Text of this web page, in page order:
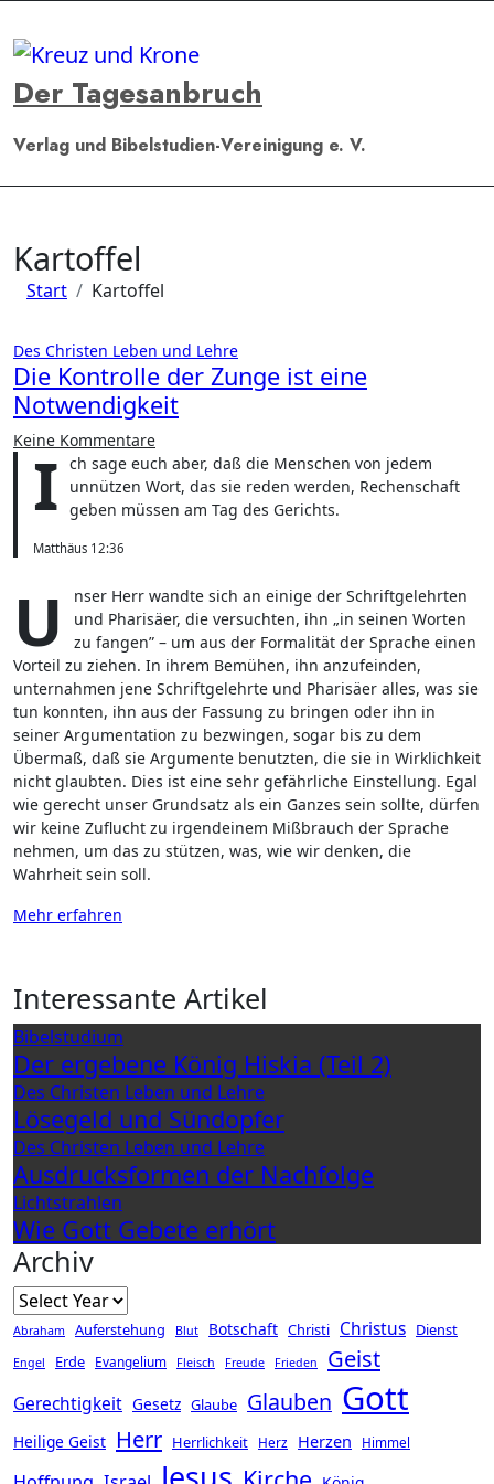
Inhalt
springen
Der Tagesanbruch
Verlag und Bibelstudien-Vereinigung e. V.
Kartoffel
Start Kartoffel
Des Christen Leben und Lehre
Die Kontrolle der Zunge ist eine
Notwendigkeit
Keine Kommentare
I ch sage euch aber, daß die Menschen von jedem
unnützen Wort, das sie reden werden, Rechenschaft
geben müssen am Tag des Gerichts.
Matthäus 12:36
U
nser Herr wandte sich an einige der Schriftgelehrten
und Pharisäer, die versuchten, ihn „in seinen Worten
zu fangen” – um aus der Formalität der Sprache einen
Vorteil zu ziehen. In ihrem Bemühen, ihn anzufeinden,
unternahmen jene Schriftgelehrte und Pharisäer alles, was sie
tun konnten, ihn aus der Fassung zu bringen oder ihn in
seiner Argumentation zu bezwingen, sogar bis zu dem
Übermaß, daß sie Argumente benutzten, die sie in Wirklichkeit
nicht glaubten. Dies ist eine sehr gefährliche Einstellung. Egal
wie gerecht unser Grundsatz als ein Ganzes sein sollte, dürfen
wir keine Zuflucht zu irgendeinem Mißbrauch der Sprache
nehmen, um das zu stützen, was, wie wir denken, die
Wahrheit sein soll.
Mehr erfahren
Interessante Artikel
Bibelstudium
Der ergebene König Hiskia (Teil 2)
Des Christen Leben und Lehre
Lösegeld und Sündopfer
Des Christen Leben und Lehre
Ausdrucksformen der Nachfolge
Lichtstrahlen
Wie Gott Gebete erhört
Archiv
Abraham Auferstehung Blut Botschaft Christi Christus Dienst
Engel Erde Evangelium Fleisch Freude Frieden Geist
Gerechtigkeit Gesetz Glaube Glauben Gott
Heilige Geist Herr Herrlichkeit Herz Herzen Himmel